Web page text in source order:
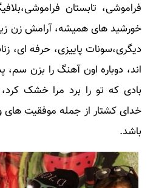
فراموشی، تابستان
خورشید های همیشه، آرامش زن
دیگری،سونات پاییزی، حرفه ای،
اند، دوباره اون آهنگ را بزن سم،
بادی که تو را برد مرا خشک
خدای کشتار از جمله موفقیت های
باشد.